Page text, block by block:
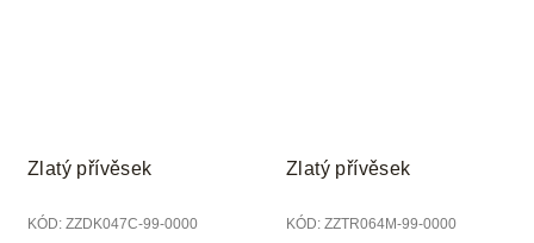
Zlatý přívěsek
KÓD: ZZDK047C-99-0000
Zlatý přívěsek
KÓD: ZZTR064M-99-0000